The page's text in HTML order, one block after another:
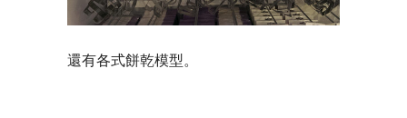
還有各式餅乾模型。